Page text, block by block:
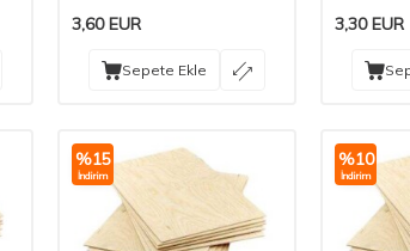
3,60EUR
Sepete Ekle
3,30EUR
%15
İndirim
%10
İndirim